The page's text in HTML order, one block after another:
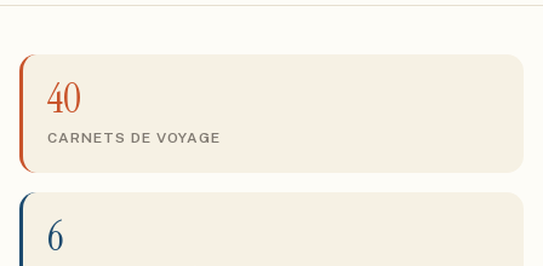
40
CARNETS DE VOYAGE
6